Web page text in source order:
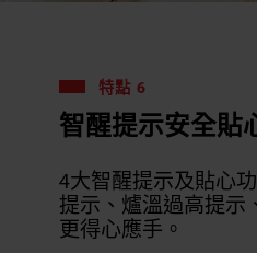
特點 6
智醒提示安全貼
4大智醒提示及貼心
提示、爐溫過高提示
更得心應手。